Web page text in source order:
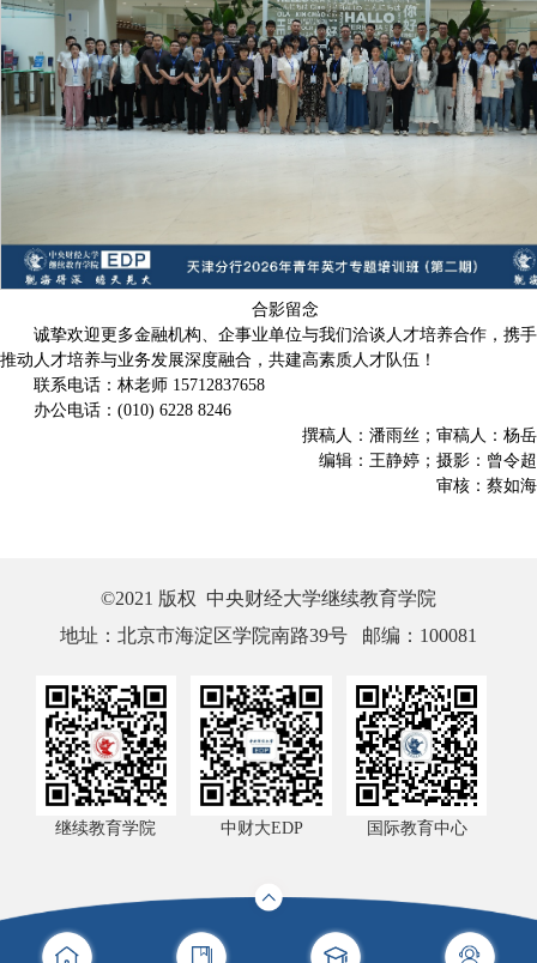
合影留念
诚挚欢迎更多金融机构、企事业单位与我们洽谈人才培养合作，携手
推动人才培养与业务发展深度融合，共建高素质人才队伍！
联系电话：林老师 15712837658
办公电话：(010) 6228 8246
撰稿人：潘雨丝；审稿人：杨岳
编辑：王静婷；摄影：曾令超
审核：蔡如海
©2021 版权 中央财经大学继续教育学院
地址：北京市海淀区学院南路39号 邮编：100081
继续教育学院 中财大EDP 国际教育中心